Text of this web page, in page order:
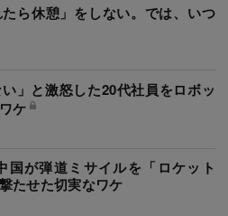
ら休憩」をしない。では、いつ
」と激怒した20代社員をロボッ
ケ
が弾道ミサイルを「ロケット
たせた切実なワケ